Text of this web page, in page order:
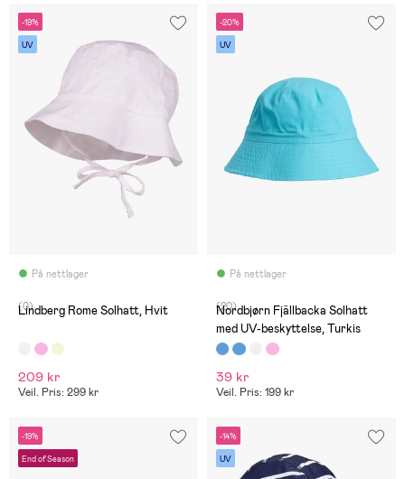
-19%
UV
På nettlager
(0)
Lindberg Rome Solhatt, Hvit
209 kr
Veil. Pris: 299 kr
-20%
UV
På nettlager
(20)
Nordbjørn Fjällbacka Solhatt
med UV-beskyttelse, Turkis
39 kr
Veil. Pris: 199 kr
-19%
End of Season
-14%
UV